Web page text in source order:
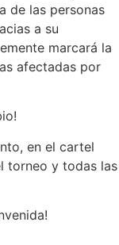
de las personas
a su
marcará la
afectadas por
en el cartel
torneo y todas las